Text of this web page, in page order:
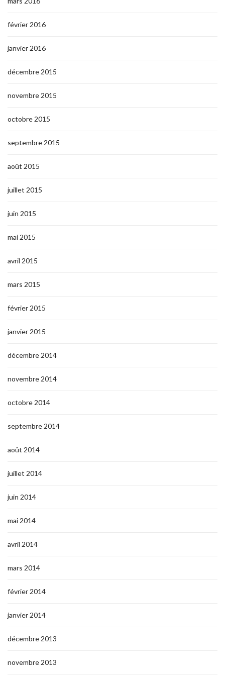
février 2016
janvier 2016
décembre 2015
novembre 2015
octobre 2015
septembre 2015
août 2015
juillet 2015
juin 2015
mai 2015
avril 2015
mars 2015
février 2015
janvier 2015
décembre 2014
novembre 2014
octobre 2014
septembre 2014
août 2014
juillet 2014
juin 2014
mai 2014
avril 2014
mars 2014
février 2014
janvier 2014
décembre 2013
novembre 2013